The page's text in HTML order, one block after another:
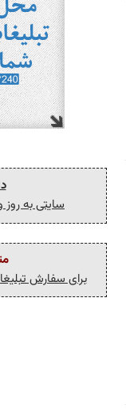
سایتی به
برای سفارش